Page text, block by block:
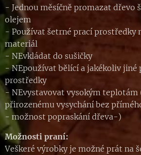
- Jednou měsíčně promazat dřevo
olejem
- Používat šetrné prací prostředky
materiál
- NEvkládat do sušičky
- NEpoužívat bělící a jakékoliv jiné
prostředky
- NEvystavovat vysokým teplotám
přirozenému vysychání bez
- možnost popraskání dřeva-)
Možnosti praní:
Veškeré výrobky je možné prát na